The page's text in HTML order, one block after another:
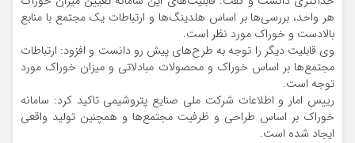
هر واحد، بررسی‌ها بر اساس هلدینگ‌ها و ارتباطات یک مجتمع با منابع
بالادست و خوراک مورد نظر است.
وی قابلیت دیگر را توجه به طرح‌های پیش رو دانست و افزود: ارتباطات
مجتمع‌ها بر اساس خوراک و محصولات مبادلاتی و میزان خوراک مورد
توجه است.
رییس امار و اطلاعات شرکت ملی صنایع پتروشیمی تاکید کرد: سامانه
خوراک بر اساس طراحی و ظرفیت مجتمع‌ها و همچنین تولید واقعی
ایجاد شده است.